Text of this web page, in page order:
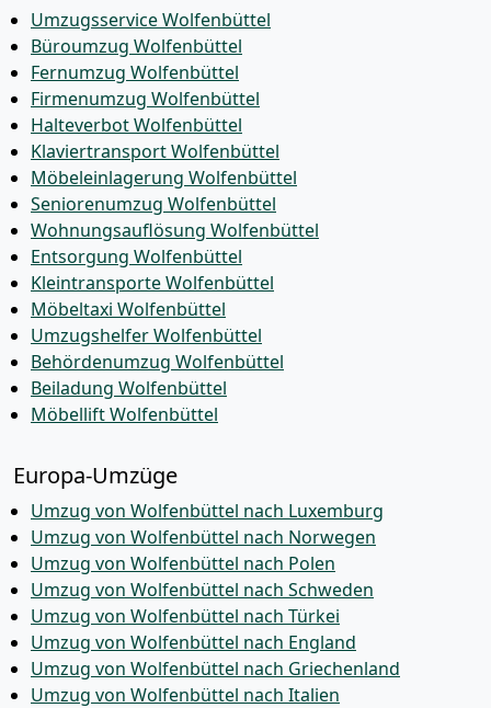
Umzugsservice Wolfenbüttel
Büroumzug Wolfenbüttel
Fernumzug Wolfenbüttel
Firmenumzug Wolfenbüttel
Halteverbot Wolfenbüttel
Klaviertransport Wolfenbüttel
Möbeleinlagerung Wolfenbüttel
Seniorenumzug Wolfenbüttel
Wohnungsauflösung Wolfenbüttel
Entsorgung Wolfenbüttel
Kleintransporte Wolfenbüttel
Möbeltaxi Wolfenbüttel
Umzugshelfer Wolfenbüttel
Behördenumzug Wolfenbüttel
Beiladung Wolfenbüttel
Möbellift Wolfenbüttel
Europa-Umzüge
Umzug von Wolfenbüttel nach Luxemburg
Umzug von Wolfenbüttel nach Norwegen
Umzug von Wolfenbüttel nach Polen
Umzug von Wolfenbüttel nach Schweden
Umzug von Wolfenbüttel nach Türkei
Umzug von Wolfenbüttel nach England
Umzug von Wolfenbüttel nach Griechenland
Umzug von Wolfenbüttel nach Italien